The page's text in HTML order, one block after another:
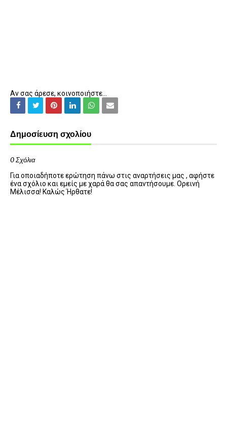
Αν σας άρεσε, κοινοποιήστε...
Δημοσίευση σχολίου
0 Σχόλια
Για οποιαδήποτε ερώτηση πάνω στις αναρτήσεις μας , αφήστε
ένα σχόλιο και εμείς με χαρά θα σας απαντήσουμε. Ορεινή
Μέλισσα! Καλώς Ήρθατε!